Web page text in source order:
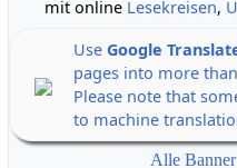
mit online Lesekreisen,
Use Google
pages into more
Please note that
to machine
Alle